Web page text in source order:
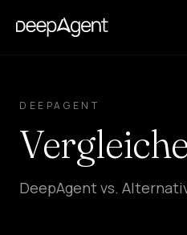
INHALTE
Vergleiche
AI-
vergleichen
DEEPAGENT
DeepAgent vs.